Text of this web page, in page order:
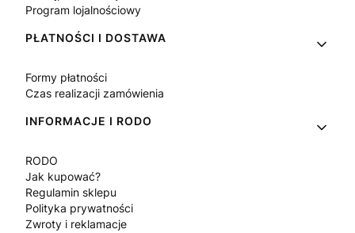
Program lojalnościowy
PŁATNOŚCI I DOSTAWA
Formy płatności
Czas realizacji zamówienia
INFORMACJE I RODO
RODO
Jak kupować?
Regulamin sklepu
Polityka prywatności
Zwroty i reklamacje